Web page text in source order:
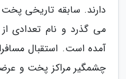
دارند. سابقه تاریخی
می گذرد و نام تعدادی
آمده است. استقبال
چشمگیر مراکز پخت و